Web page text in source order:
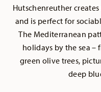
Hutschenreuther
and is perfect for
The Mediterranean
holidays by the sea –
green olive trees,
deep